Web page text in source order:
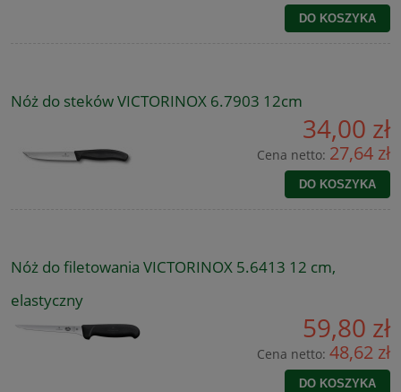
DO KOSZYKA
Nóż do steków VICTORINOX 6.7903 12cm
34,00 zł
Cena netto: 27,64 zł
DO KOSZYKA
Nóż do filetowania VICTORINOX 5.6413 12 cm,
elastyczny
59,80 zł
Cena netto: 48,62 zł
DO KOSZYKA